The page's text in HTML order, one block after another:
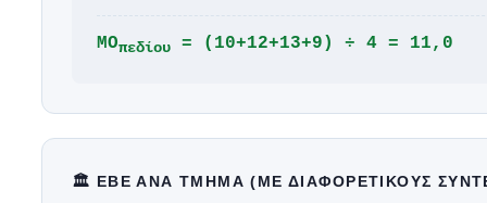
ΜΟπεδίου= (10+12+13+9) ÷ 4 = 11,0
🏛️ ΕΒΕ ΑΝΆ ΤΜΉΜΑ (ΜΕ ΔΙΑΦΟΡΕΤΙΚΟΎΣ